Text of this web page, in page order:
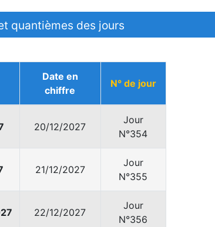
quantièmes des jours
Date en
chiffre
N° de jour
20/12/2027
Jour
N°354
21/12/2027
Jour
N°355
22/12/2027
Jour
N°356